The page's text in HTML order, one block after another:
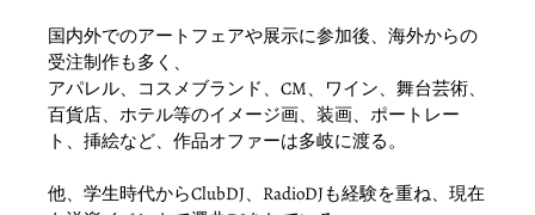
国内外でのアートフェアや展示に参加後、海外からの
受注制作も多く、
アパレル、コスメブランド、CM、ワイン、舞台芸術、
百貨店、ホテル等のイメージ画、装画、ポートレー
ト、挿絵など、作品オファーは多岐に渡る。
他、学生時代からClubDJ、RadioDJも経験を重ね、現在